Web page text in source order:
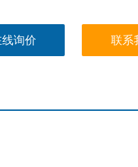
询价 联系